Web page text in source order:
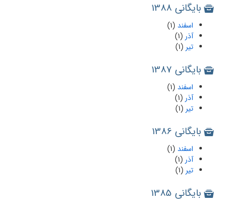
بایگانی 1388
اسفند (1)
آذر (1)
تیر (1)
بایگانی 1387
اسفند (1)
آذر (1)
تیر (1)
بایگانی 1386
اسفند (1)
آذر (1)
تیر (1)
بایگانی 1385